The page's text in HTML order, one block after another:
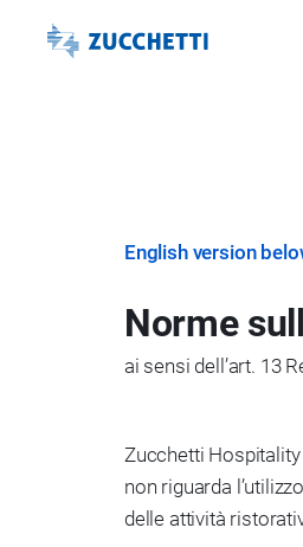
English version
Norme
ai sensi dell’art. 13
Zucchetti
non riguarda
delle attività